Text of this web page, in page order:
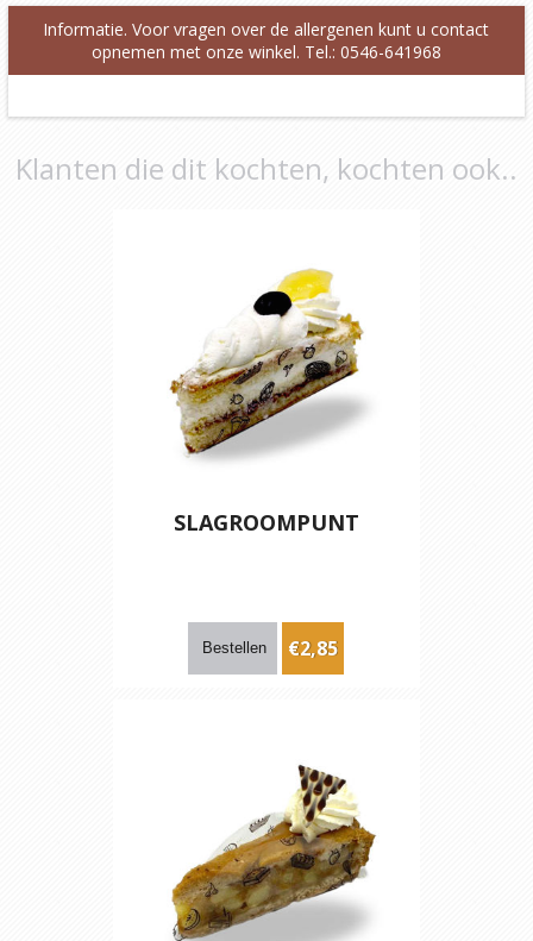
Informatie. Voor vragen over de allergenen kunt u contact
opnemen met onze winkel. Tel.: 0546-641968
Klanten die dit kochten, kochten ook..
SLAGROOMPUNT
€2,85